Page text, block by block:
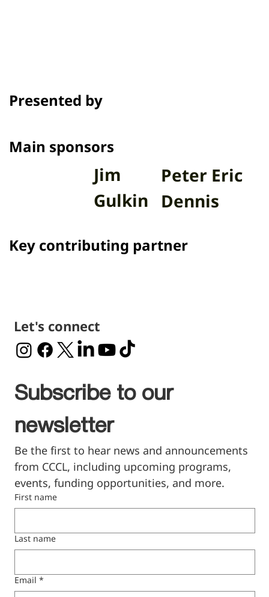
Presented by
Main sponsors
Peter Eric
Dennis
Jim
Gulkin
Key contributing partner
Let's connect
Subscribe to our
newsletter
Be the first to hear news and announcements
from CCCL, including upcoming programs,
events, funding opportunities, and more.
First name
Last name
Email *